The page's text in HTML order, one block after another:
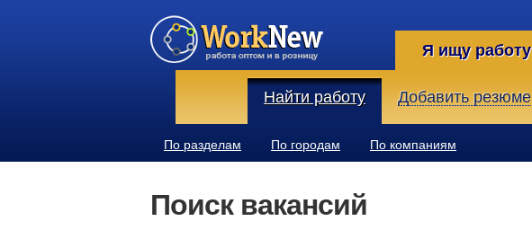
Я ищу работу
Найти работу Добавить резюме
По разделам По городам По компаниям
Поиск вакансий